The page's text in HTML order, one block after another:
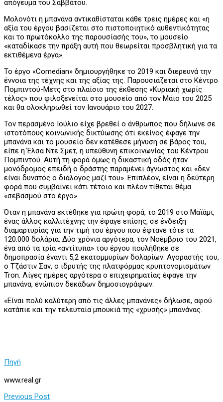
απόγευμα του Σαββάτου.
Μολονότι η μπανάνα αντικαθίσταται κάθε τρεις ημέρες και «η
αξία του έργου βασίζεται στο πιστοποιητικό αυθεντικότητας
και το πρωτόκολλο της παρουσίασής του», το μουσείο
«καταδίκασε την πράξη αυτή που θεωρείται προσβλητική για τα
εκτιθέμενα έργα».
Το έργο «Comedian» δημιουργήθηκε το 2019 και διερευνά την
έννοια της τέχνης και της αξίας της. Παρουσιάζεται στο Κέντρο
Πομπιντού-Μετς στο πλαίσιο της έκθεσης «Κυριακή χωρίς
τέλος» που φιλοξενείται στο μουσείο από τον Μάιο του 2025
και θα ολοκληρωθεί τον Ιανουάριο του 2027.
Τον περασμένο Ιούλιο είχε βρεθεί ο άνθρωπος που δήλωνε σε
ιστοτόπους κοινωνικής δικτύωσης ότι εκείνος έφαγε την
μπανάνα και το μουσείο δεν κατέθεσε μήνυση σε βάρος του,
είπε η Έλσα Ντε Σμετ, η υπεύθυνη επικοινωνίας του Κέντρου
Πομπιντού. Αυτή τη φορά όμως η δικαστική οδός ήταν
μονόδρομος επειδή ο δράστης παραμένει άγνωστος και «δεν
είναι δυνατός ο διάλογος μαζί του». Επιπλέον, είναι η δεύτερη
φορά που συμβαίνει κάτι τέτοιο και πλέον τίθεται θέμα
«σεβασμού στο έργο».
Όταν η μπανάνα εκτέθηκε για πρώτη φορά, το 2019 στο Μαϊάμι,
ένας άλλος καλλιτέχνης την έφαγε επίσης, σε ένδειξη
διαμαρτυρίας για την τιμή του έργου που έφτανε τότε τα
120.000 δολάρια. Δύο χρόνια αργότερα, τον Νοέμβριο του 2021,
ένα από τα τρία «αντίτυπα» του έργου πουλήθηκε σε
δημοπρασία έναντι 5,2 εκατομμυρίων δολαρίων. Αγοραστής του,
ο Τζάστιν Σαν, ο ιδρυτής της πλατφόρμας κρυπτονομισμάτων
Tron. Λίγες ημέρες αργότερα ο επιχειρηματίας έφαγε την
μπανάνα, ενώπιον δεκάδων δημοσιογράφων.
«Είναι πολύ καλύτερη από τις άλλες μπανάνες» δήλωσε, αφού
κατάπιε και την τελευταία μπουκιά της «χρυσής» μπανάνας.
Πηγή
www.real.gr
Previous Post